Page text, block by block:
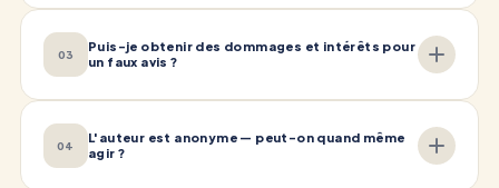
03
Puis-je obtenir des dommages et intérêts pour
un faux avis ?
04
L'auteur est anonyme — peut-on quand même
agir ?